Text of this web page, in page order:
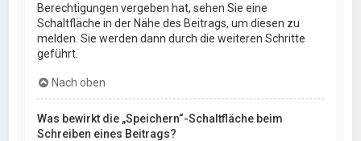
Berechtigungen vergeben hat, sehen Sie eine
Schaltfläche in der Nähe des Beitrags, um diesen zu
melden. Sie werden dann durch die weiteren Schritte
geführt.
Nach oben
Was bewirkt die „Speichern“-Schaltfläche beim
Schreiben eines Beitrags?